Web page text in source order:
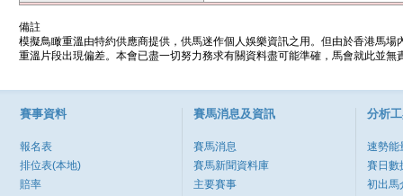
備註
模擬鳥瞰重溫由特約供應商提供，供馬迷作個人娛樂資訊之用。但由於香港馬
重溫片段出現偏差。本會已盡一切努力務求有關資料盡可能準確，馬會就此並
賽事資料
報名表
排位表(本地)
賠率
賽馬消息及資訊
賽馬消息
賽馬新聞資料庫
主要賽事
分析
速勢能
賽日數
初出馬